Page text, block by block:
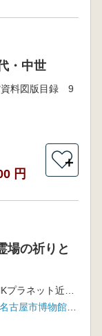
・中世
資料図版目録 9
円
＋
場の祈りと
奈良国立博物館 , 名古屋市博物館 , NHKプラネット近畿 , NHKサービスセンター